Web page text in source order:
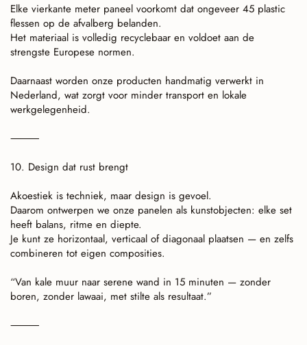
Elke vierkante meter paneel voorkomt dat ongeveer 45 plastic
flessen op de afvalberg belanden.
Het materiaal is volledig recyclebaar en voldoet aan de
strengste Europese normen.
Daarnaast worden onze producten handmatig verwerkt in
Nederland, wat zorgt voor minder transport en lokale
werkgelegenheid.
⸻
10. Design dat rust brengt
Akoestiek is techniek, maar design is gevoel.
Daarom ontwerpen we onze panelen als kunstobjecten: elke set
heeft balans, ritme en diepte.
Je kunt ze horizontaal, verticaal of diagonaal plaatsen — en zelfs
combineren tot eigen composities.
“Van kale muur naar serene wand in 15 minuten — zonder
boren, zonder lawaai, met stilte als resultaat.”
⸻